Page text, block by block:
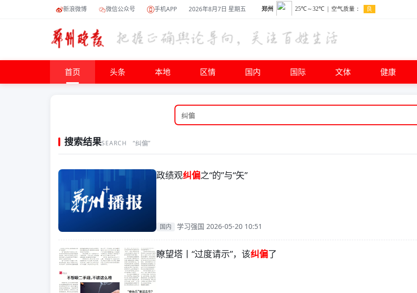
新浪微博 微信公众号 手机APP 2026年8月7日 星期五
首页 头条 本地 区情 国内 国际 文体 健康
搜索结果SEARCH “纠偏”
政绩观纠偏之“的”与“矢”
国内 学习强国 2026-05-20 10:51
瞭望塔丨“过度请示”，该纠偏了